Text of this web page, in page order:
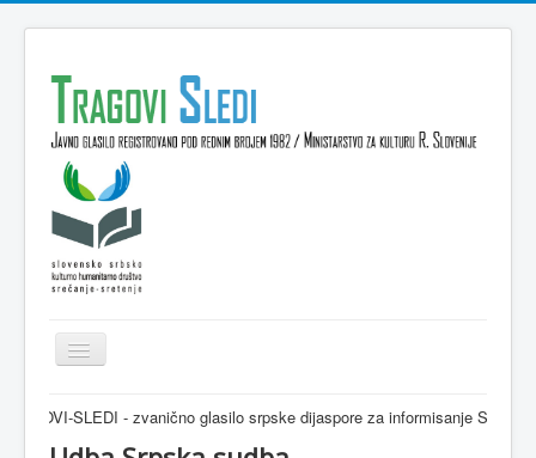
Isključi
navigaciju
Domov
VESTI
SLEDI - zvanično glasilo srpske dijaspore za informisanje Srba u